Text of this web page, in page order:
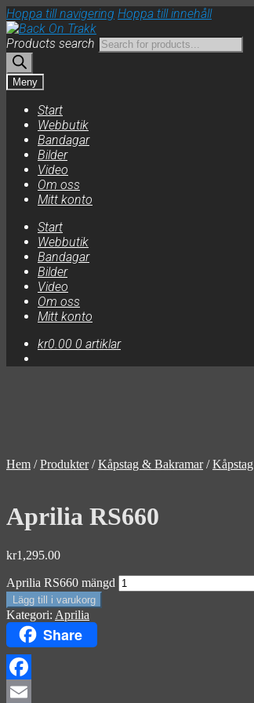
Hoppa till navigering Hoppa till innehåll
Products search
Meny
Start
Webbutik
Bandagar
Bilder
Video
Om oss
Mitt konto
Start
Webbutik
Bandagar
Bilder
Video
Om oss
Mitt konto
kr0.00 0 artiklar
Hem /Produkter/Kåpstag & Bakramar/Kåpstag
Aprilia RS660
kr1,295.00
Aprilia RS660 mängd
Lägg till i varukorg
Kategori: Aprilia
Share
Facebook